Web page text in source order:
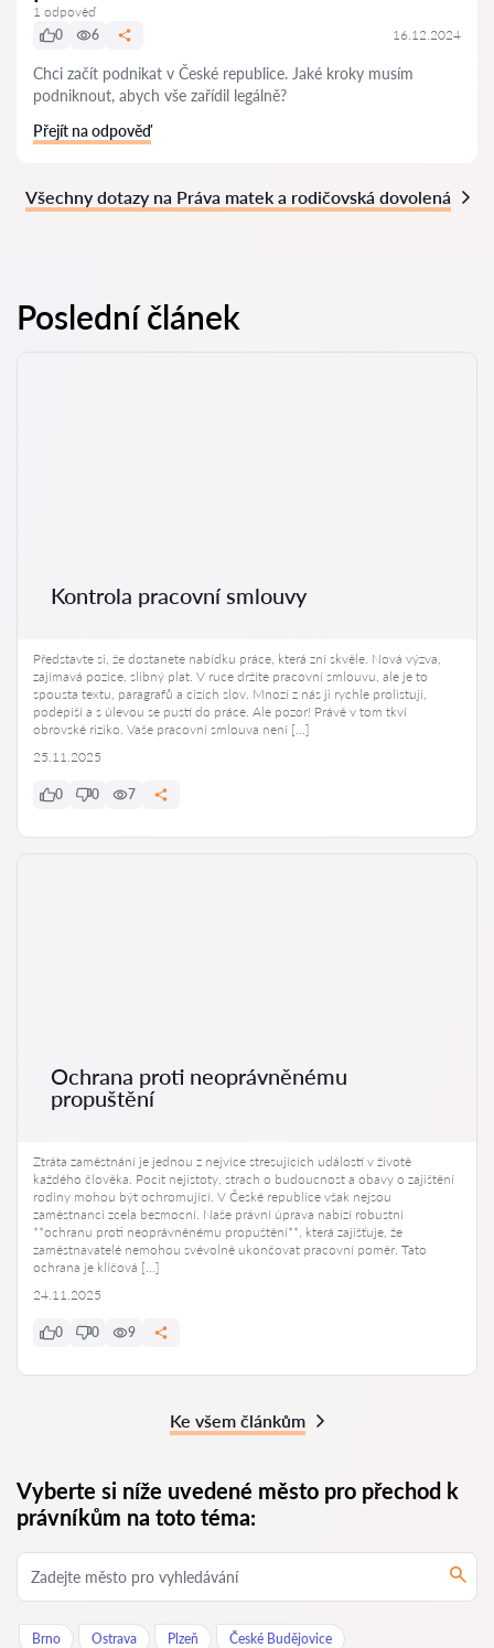
1 odpověď
0
6 16.12.2024
Chci začít podnikat v České republice. Jaké kroky musím
podniknout, abych vše zařídil legálně?
Přejít na odpověď
Všechny dotazy na Práva matek a rodičovská dovolená
Poslední článek
Kontrola pracovní smlouvy
Představte si, že dostanete nabídku práce, která zní skvěle. Nová výzva,
zajímavá pozice, slibný plat. V ruce držíte pracovní smlouvu, ale je to
spousta textu, paragrafů a cizích slov. Mnozí z nás ji rychle prolistují,
podepíší a s úlevou se pustí do práce. Ale pozor! Právě v tom tkví
obrovské riziko. Vaše pracovní smlouva není […]
25.11.2025
0 0 7
Ochrana proti neoprávněnému
propuštění
Ztráta zaměstnání je jednou z nejvíce stresujících událostí v životě
každého člověka. Pocit nejistoty, strach o budoucnost a obavy o zajištění
rodiny mohou být ochromující. V České republice však nejsou
zaměstnanci zcela bezmocní. Naše právní úprava nabízí robustní
**ochranu proti neoprávněnému propuštění**, která zajišťuje, že
zaměstnavatelé nemohou svévolně ukončovat pracovní poměr. Tato
ochrana je klíčová […]
24.11.2025
0 0 9
Ke všem článkům
Vyberte si níže uvedené město pro přechod k
právníkům na toto téma:
Brno Ostrava Plzeň České Budějovice